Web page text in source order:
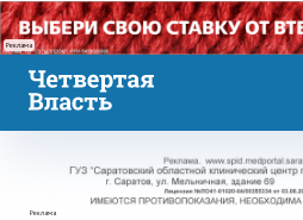
Реклама
Реклама